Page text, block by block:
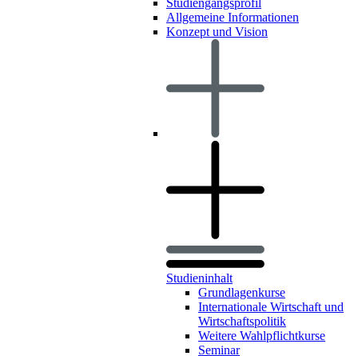
Studiengangsprofil
Allgemeine Informationen
Konzept und Vision
Studieninhalt
Grundlagenkurse
Internationale Wirtschaft und
Wirtschaftspolitik
Weitere Wahlpflichtkurse
Seminar